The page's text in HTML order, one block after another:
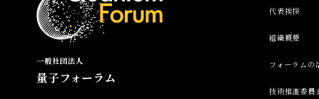
一般社団法人
量子フォーラム
代表挨拶
組織概要
フォーラムの
技術推進委員